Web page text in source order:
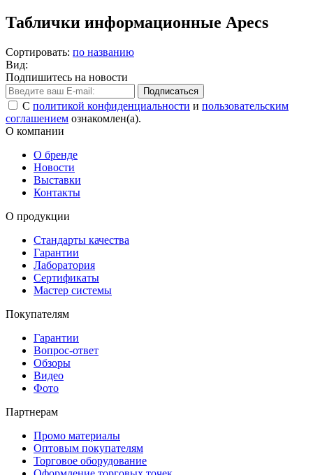
Таблички информационные Apecs
Сортировать: по названию
Вид:
Подпишитесь на новости
Подписаться
С политикой конфиденциальности и пользовательским
соглашением ознакомлен(а).
О компании
О бренде
Новости
Выставки
Контакты
О продукции
Стандарты качества
Гарантии
Лаборатория
Сертификаты
Мастер системы
Покупателям
Гарантии
Вопрос-ответ
Обзоры
Видео
Фото
Партнерам
Промо материалы
Оптовым покупателям
Торговое оборудование